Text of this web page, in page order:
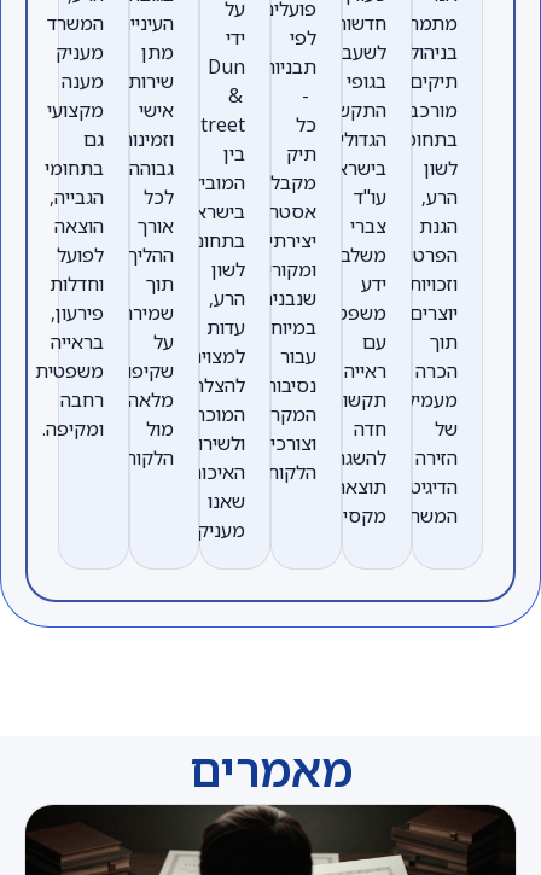
מתמחים
בניהול
תיקים
מורכבים
בתחומי
לשון
הרע,
הגנת
הפרטיות
וזכויות
יוצרים,
תוך
הכרה
מעמיקה
של
הזירה
הדיגיטלית
המשתנה.
חדשות
לשעבר
בגופי
התקשורת
הגדולים
בישראל,
עו"ד
צברי
משלב
ידע
משפטי
עם
ראייה
תקשורתית
חדה
להשגת
תוצאה
מקסימלית.
פועלים
לפי
תבניות
-
כל
תיק
מקבל
אסטרטגיה
יצירתית
ומקורית
שנבנית
במיוחד
עבור
נסיבות
המקרה
וצורכי
הלקוח.
על
ידי
Dun
&
Bradstreet
בין
המובילים
בישראל
בתחום
לשון
הרע,
עדות
למצוינות,
להצלחות
המוכחות
ולשירות
האיכותי
שאנו
מעניקים.
העיניים,
מתן
שירות
אישי
וזמינות
גבוהה
לכל
אורך
ההליך,
תוך
שמירה
על
שקיפות
מלאה
מול
הלקוח.
המשרד
מעניק
מענה
מקצועי
גם
בתחומי
הגבייה,
הוצאה
לפועל
וחדלות
פירעון,
בראייה
משפטית
רחבה
ומקיפה.
מאמרים